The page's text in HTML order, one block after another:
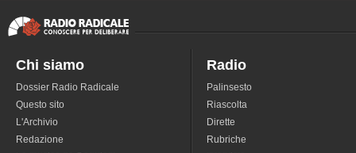
Chi siamo
Dossier Radio Radicale
Questo sito
L'Archivio
Redazione
Radio
Palinsesto
Riascolta
Dirette
Rubriche